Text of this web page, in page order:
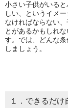
小さい子供がいる
しい、というイメ
なければならない
とがあるかもしれ
す。では、どんな
しましょう。
１．できるだけ